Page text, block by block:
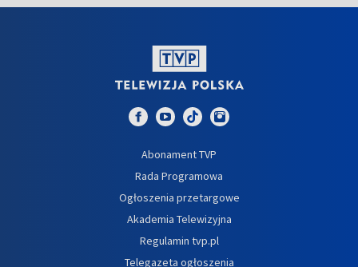
Abonament TVP
Rada Programowa
Ogłoszenia przetargowe
Akademia Telewizyjna
Regulamin tvp.pl
Telegazeta ogłoszenia